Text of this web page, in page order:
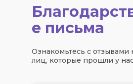
е письма
Ознакомьтесь с
лиц, которые прошли у